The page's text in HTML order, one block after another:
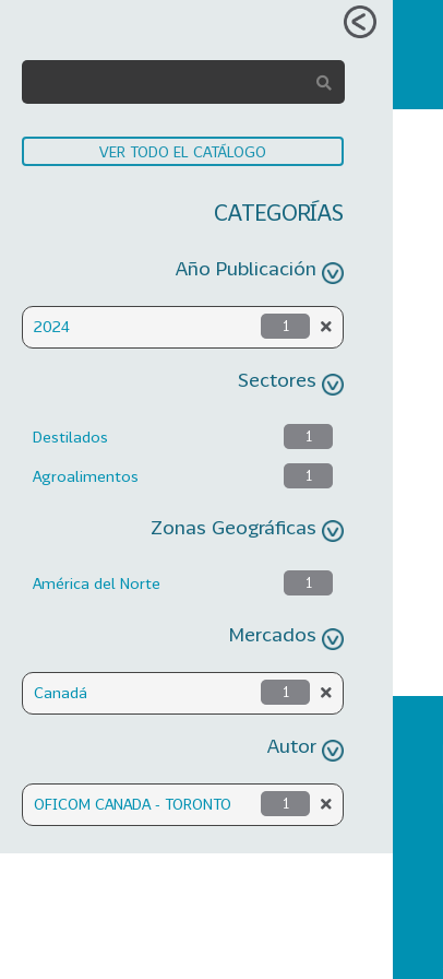
VER TODO EL CATÁLOGO
CATEGORÍAS
Año Publicación
2024 1
Sectores
Destilados 1
Agroalimentos 1
Zonas Geográficas
América del Norte 1
Mercados
Canadá 1
Autor
OFICOM CANADA - TORONTO 1